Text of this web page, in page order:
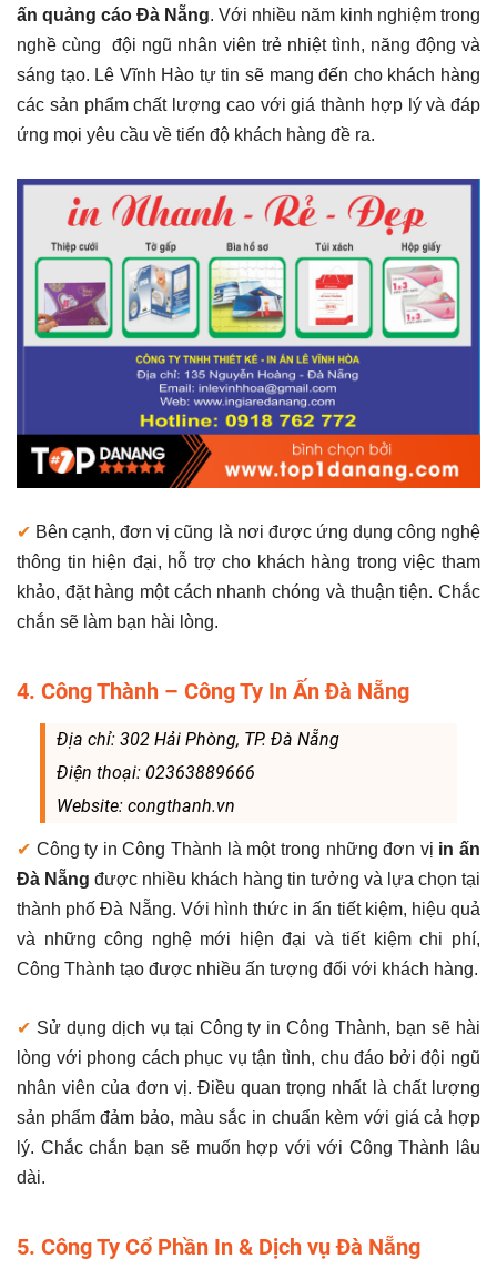
ấn quảng cáo Đà Nẵng. Với nhiều năm kinh nghiệm trong
nghề cùng đội ngũ nhân viên trẻ nhiệt tình, năng động và
sáng tạo. Lê Vĩnh Hào tự tin sẽ mang đến cho khách hàng
các sản phẩm chất lượng cao với giá thành hợp lý và đáp
ứng mọi yêu cầu về tiến độ khách hàng đề ra.
✔ Bên cạnh, đơn vị cũng là nơi được ứng dụng công nghệ
thông tin hiện đại, hỗ trợ cho khách hàng trong việc tham
khảo, đặt hàng một cách nhanh chóng và thuận tiện. Chắc
chắn sẽ làm bạn hài lòng.
4. Công Thành – Công Ty In Ấn Đà Nẵng
Địa chỉ: 302 Hải Phòng, TP. Đà Nẵng
Điện thoại: 02363889666
Website: congthanh.vn
✔ Công ty in Công Thành là một trong những đơn vị in ấn
Đà Nẵng được nhiều khách hàng tin tưởng và lựa chọn tại
thành phố Đà Nẵng. Với hình thức in ấn tiết kiệm, hiệu quả
và những công nghệ mới hiện đại và tiết kiệm chi phí,
Công Thành tạo được nhiều ấn tượng đối với khách hàng.
✔ Sử dụng dịch vụ tại Công ty in Công Thành, bạn sẽ hài
lòng với phong cách phục vụ tận tình, chu đáo bởi đội ngũ
nhân viên của đơn vị. Điều quan trọng nhất là chất lượng
sản phẩm đảm bảo, màu sắc in chuẩn kèm với giá cả hợp
lý. Chắc chắn bạn sẽ muốn hợp với với Công Thành lâu
dài.
5. Công Ty Cổ Phần In & Dịch vụ Đà Nẵng